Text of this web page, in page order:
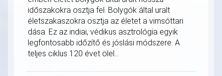
időszakokra osztja fel. Bolygók által uralt
életszakaszokra osztja az életet a vimsóttari
dása. Ez az indiai, védikus asztrológia egyik
legfontosabb időzítő és jóslási módszere. A
teljes ciklus 120 évet ölel...